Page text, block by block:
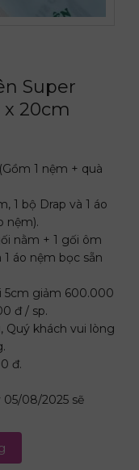
Super
20cm
1 nệm + quà
1 bộ Drap và 1 áo
nệm).
nằm + 1 gối ôm
áo nệm bọc sẵn
5cm giảm 600.000
đ / sp.
Quý khách vui lòng
đ.
08/2025 sẽ
Thắng Lợi 1m x 2m